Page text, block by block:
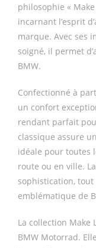
philosophie «
incarnant l’esprit
marque. Avec ses
soigné, il permet
BMW.
Confectionné à
un confort
rendant parfait
classique assure
idéale pour toutes
route ou en ville.
sophistication, tout
emblématique de
La collection Make
BMW Motorrad.